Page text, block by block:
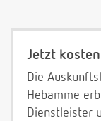
Jetzt
Die
Hebamme
Dienstleister